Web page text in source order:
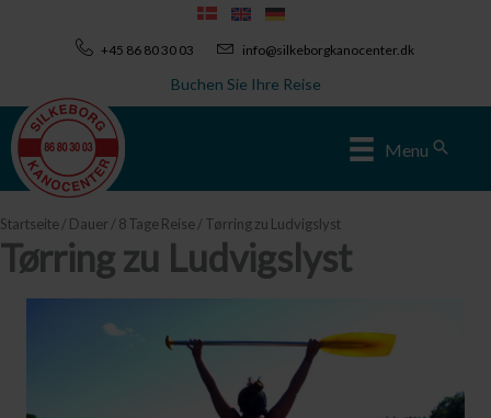
+45 86 80 30 03 info@silkeborgkanocenter.dk
Buchen Sie Ihre Reise
Menu
Startseite/ Dauer / 8 Tage Reise/ Tørring zu Ludvigslyst
Tørring zu Ludvigslyst